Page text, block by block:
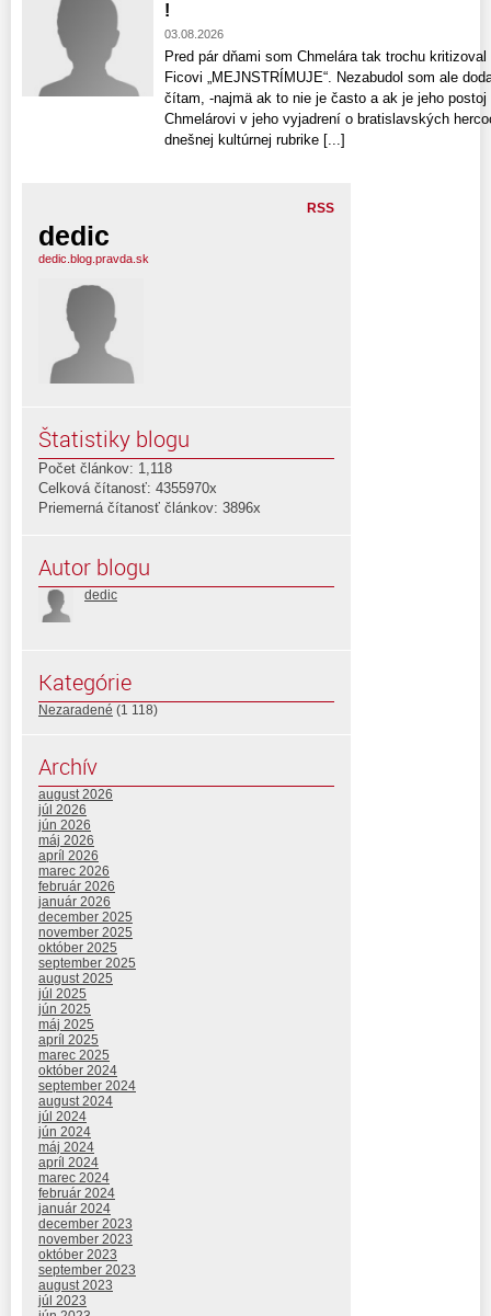
!
03.08.2026
Pred pár dňami som Chmelára tak trochu
Ficovi „MEJNSTRÍMUJE“. Nezabudol som ale
čítam, -najmä ak to nie je často a ak je jeho
Chmelárovi v jeho vyjadrení o bratislavských
dnešnej kultúrnej rubrike [...]
RSS
dedic
dedic.blog.pravda.sk
Štatistiky blogu
Počet článkov: 1,118
Celková čítanosť: 4355970x
Priemerná čítanosť článkov: 3896x
Autor blogu
dedic
Kategórie
Nezaradené (1 118)
Archív
august 2026
júl 2026
jún 2026
máj 2026
apríl 2026
marec 2026
február 2026
január 2026
december 2025
november 2025
október 2025
september 2025
august 2025
júl 2025
jún 2025
máj 2025
apríl 2025
marec 2025
október 2024
september 2024
august 2024
júl 2024
jún 2024
máj 2024
apríl 2024
marec 2024
február 2024
január 2024
december 2023
november 2023
október 2023
september 2023
august 2023
júl 2023